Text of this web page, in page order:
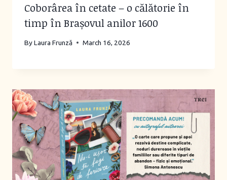
Coborârea în cetate – o călătorie în
timp în Brașovul anilor 1600
ByLaura Frunză March 16, 2026